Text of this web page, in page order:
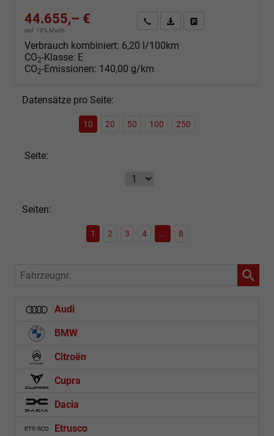
44.655,– €
incl. 19% MwSt.
Angebot anfordern
Fahrzeugexpose (PDF)
Verbrauch kombiniert: 6,20 l/100km
CO2-Klasse: E
CO2-Emissionen: 140,00 g/km
Datensätze pro Seite:
10 20 50 100 250
Seite:
Seiten:
1 2 3 4 ... 8
Fahrzeugnr.
Audi
BMW
Citroën
Cupra
Dacia
Etrusco